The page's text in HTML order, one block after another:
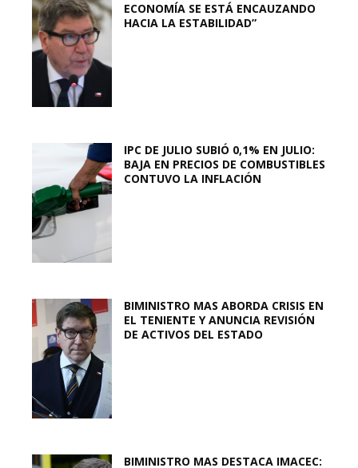
ECONOMÍA SE ESTÁ ENCAUZANDO
HACIA LA ESTABILIDAD”
IPC DE JULIO SUBIÓ 0,1% EN JULIO:
BAJA EN PRECIOS DE COMBUSTIBLES
CONTUVO LA INFLACIÓN
BIMINISTRO MAS ABORDA CRISIS EN
EL TENIENTE Y ANUNCIA REVISIÓN
DE ACTIVOS DEL ESTADO
BIMINISTRO MAS DESTACA IMACEC: